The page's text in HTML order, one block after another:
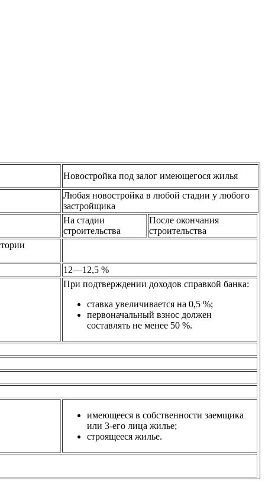
Новостройка под залог имеющегося жилья
Любая новостройка в любой стадии у любого
застройщика
На стадии
строительства
После окончания
строительства
12—12,5 %
При подтверждении доходов справкой банка:
ставка увеличивается на 0,5 %;
первоначальный взнос должен
составлять не менее 50 %.
имеющееся в собственности заемщика
или 3-его лица жилье;
строящееся жилье.